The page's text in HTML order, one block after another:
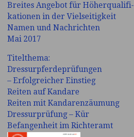
Breites Angebot für Höherqualifi-
kationen in der Vielseitigkeit
Namen und Nachrichten
Mai 2017
Titelthema:
Dressurpferdeprüfungen
– Erfolgreicher Einstieg
Reiten auf Kandare
Reiten mit Kandarenzäumung
Dressurprüfung – Kür
Befangenheit im Richteramt